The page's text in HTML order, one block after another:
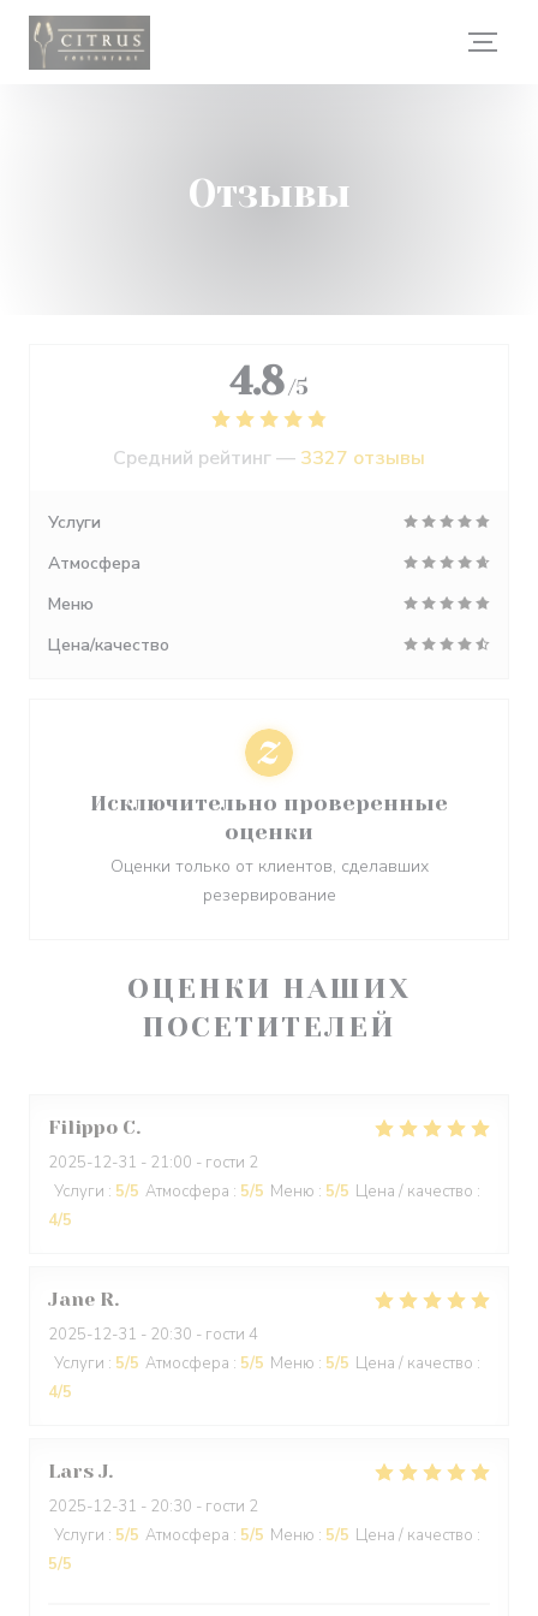
Панель управления cookies
Отзывы
ОЦЕНКИ НАШИХ
ПОСЕТИТЕЛЕЙ
Filippo C
2025-12-31 - 21:00 - гости 2
Услуги : 5/5 Атмосфера : 5/5 Меню : 5/5 Цена / качество :
4/5
Jane R
2025-12-31 - 20:30 - гости 4
Услуги : 5/5 Атмосфера : 5/5 Меню : 5/5 Цена / качество :
4/5
Lars J
2025-12-31 - 20:30 - гости 2
Услуги : 5/5 Атмосфера : 5/5 Меню : 5/5 Цена / качество :
5/5
4.8 /5
Средний рейтинг — 3327 отзывы
Услуги
Атмосфера
Меню
Цена/качество
Исключительно проверенные
оценки
Оценки только от клиентов, сделавших
резервирование